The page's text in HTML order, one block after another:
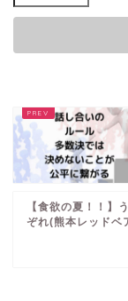
【食欲の夏！！】
ぞれ(熊本レッドベ